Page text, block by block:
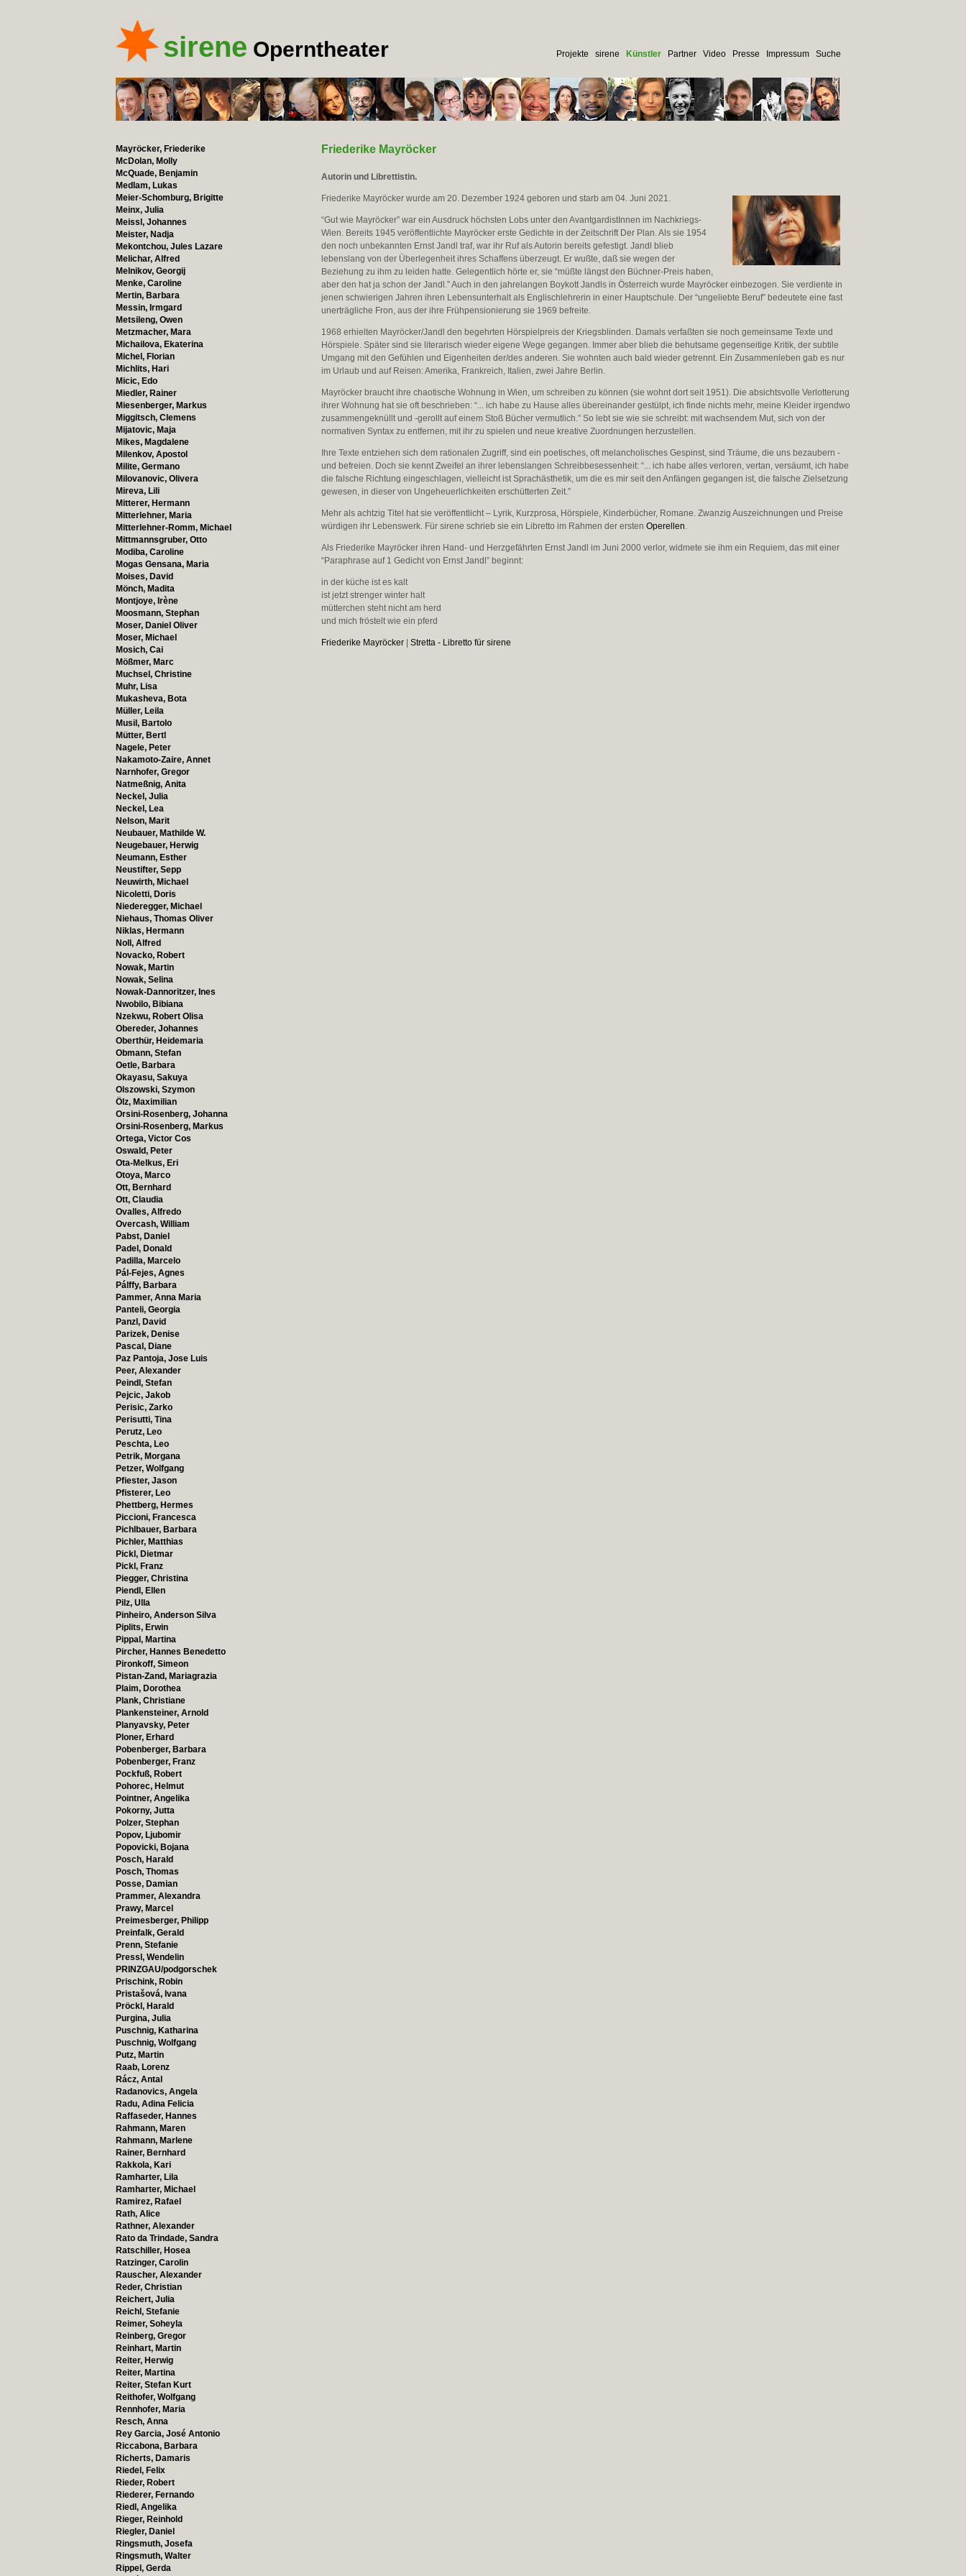
sirene Operntheater Projekte sirene Künstler Partner Video Presse Impressum Suche
Mayröcker, Friederike
McDolan, Molly
McQuade, Benjamin
Medlam, Lukas
Meier-Schomburg, Brigitte
Meinx, Julia
Meissl, Johannes
Meister, Nadja
Mekontchou, Jules Lazare
Melichar, Alfred
Melnikov, Georgij
Menke, Caroline
Mertin, Barbara
Messin, Irmgard
Metsileng, Owen
Metzmacher, Mara
Michailova, Ekaterina
Michel, Florian
Michlits, Hari
Micic, Edo
Miedler, Rainer
Miesenberger, Markus
Miggitsch, Clemens
Mijatovic, Maja
Mikes, Magdalene
Milenkov, Apostol
Milite, Germano
Milovanovic, Olivera
Mireva, Lili
Mitterer, Hermann
Mitterlehner, Maria
Mitterlehner-Romm, Michael
Mittmannsgruber, Otto
Modiba, Caroline
Mogas Gensana, Maria
Moises, David
Mönch, Madita
Montjoye, Irène
Moosmann, Stephan
Moser, Daniel Oliver
Moser, Michael
Mosich, Cai
Mößmer, Marc
Muchsel, Christine
Muhr, Lisa
Mukasheva, Bota
Müller, Leila
Musil, Bartolo
Mütter, Bertl
Nagele, Peter
Nakamoto-Zaire, Annet
Narnhofer, Gregor
Natmeßnig, Anita
Neckel, Julia
Neckel, Lea
Nelson, Marit
Neubauer, Mathilde W.
Neugebauer, Herwig
Neumann, Esther
Neustifter, Sepp
Neuwirth, Michael
Nicoletti, Doris
Niederegger, Michael
Niehaus, Thomas Oliver
Niklas, Hermann
Noll, Alfred
Novacko, Robert
Nowak, Martin
Nowak, Selina
Nowak-Dannoritzer, Ines
Nwobilo, Bibiana
Nzekwu, Robert Olisa
Obereder, Johannes
Oberthür, Heidemaria
Obmann, Stefan
Oetle, Barbara
Okayasu, Sakuya
Olszowski, Szymon
Ölz, Maximilian
Orsini-Rosenberg, Johanna
Orsini-Rosenberg, Markus
Ortega, Victor Cos
Oswald, Peter
Ota-Melkus, Eri
Otoya, Marco
Ott, Bernhard
Ott, Claudia
Ovalles, Alfredo
Overcash, William
Pabst, Daniel
Padel, Donald
Padilla, Marcelo
Pál-Fejes, Agnes
Pálffy, Barbara
Pammer, Anna Maria
Panteli, Georgia
Panzl, David
Parizek, Denise
Pascal, Diane
Paz Pantoja, Jose Luis
Peer, Alexander
Peindl, Stefan
Pejcic, Jakob
Perisic, Zarko
Perisutti, Tina
Perutz, Leo
Peschta, Leo
Petrik, Morgana
Petzer, Wolfgang
Pfiester, Jason
Pfisterer, Leo
Phettberg, Hermes
Piccioni, Francesca
Pichlbauer, Barbara
Pichler, Matthias
Pickl, Dietmar
Pickl, Franz
Piegger, Christina
Piendl, Ellen
Pilz, Ulla
Pinheiro, Anderson Silva
Piplits, Erwin
Pippal, Martina
Pircher, Hannes Benedetto
Pironkoff, Simeon
Pistan-Zand, Mariagrazia
Plaim, Dorothea
Plank, Christiane
Plankensteiner, Arnold
Planyavsky, Peter
Ploner, Erhard
Pobenberger, Barbara
Pobenberger, Franz
Pockfuß, Robert
Pohorec, Helmut
Pointner, Angelika
Pokorny, Jutta
Polzer, Stephan
Popov, Ljubomir
Popovicki, Bojana
Posch, Harald
Posch, Thomas
Posse, Damian
Prammer, Alexandra
Prawy, Marcel
Preimesberger, Philipp
Preinfalk, Gerald
Prenn, Stefanie
Pressl, Wendelin
PRINZGAU/podgorschek
Prischink, Robin
Pristašová, Ivana
Pröckl, Harald
Purgina, Julia
Puschnig, Katharina
Puschnig, Wolfgang
Putz, Martin
Raab, Lorenz
Rácz, Antal
Radanovics, Angela
Radu, Adina Felicia
Raffaseder, Hannes
Rahmann, Maren
Rahmann, Marlene
Rainer, Bernhard
Rakkola, Kari
Ramharter, Lila
Ramharter, Michael
Ramirez, Rafael
Rath, Alice
Rathner, Alexander
Rato da Trindade, Sandra
Ratschiller, Hosea
Ratzinger, Carolin
Rauscher, Alexander
Reder, Christian
Reichert, Julia
Reichl, Stefanie
Reimer, Soheyla
Reinberg, Gregor
Reinhart, Martin
Reiter, Herwig
Reiter, Martina
Reiter, Stefan Kurt
Reithofer, Wolfgang
Rennhofer, Maria
Resch, Anna
Rey Garcia, José Antonio
Riccabona, Barbara
Richerts, Damaris
Riedel, Felix
Rieder, Robert
Riederer, Fernando
Riedl, Angelika
Rieger, Reinhold
Riegler, Daniel
Ringsmuth, Josefa
Ringsmuth, Walter
Rippel, Gerda
Friederike Mayröcker
Autorin und Librettistin.
Friederike Mayröcker wurde am 20. Dezember 1924 geboren und starb am 04. Juni 2021.
“Gut wie Mayröcker” war ein Ausdruck höchsten Lobs unter den AvantgardistInnen im Nachkriegs-
Wien. Bereits 1945 veröffentlichte Mayröcker erste Gedichte in der Zeitschrift Der Plan. Als sie 1954
den noch unbekannten Ernst Jandl traf, war ihr Ruf als Autorin bereits gefestigt. Jandl blieb
lebenslang von der Überlegenheit ihres Schaffens überzeugt. Er wußte, daß sie wegen der
Beziehung zu ihm zu leiden hatte. Gelegentlich hörte er, sie “müßte längst den Büchner-Preis haben,
aber den hat ja schon der Jandl.” Auch in den jahrelangen Boykott Jandls in Österreich wurde Mayröcker einbezogen. Sie verdiente in
jenen schwierigen Jahren ihren Lebensunterhalt als Englischlehrerin in einer Hauptschule. Der “ungeliebte Beruf” bedeutete eine fast
unerträgliche Fron, aus der ihre Frühpensionierung sie 1969 befreite.
1968 erhielten Mayröcker/Jandl den begehrten Hörspielpreis der Kriegsblinden. Damals verfaßten sie noch gemeinsame Texte und
Hörspiele. Später sind sie literarisch wieder eigene Wege gegangen. Immer aber blieb die behutsame gegenseitige Kritik, der subtile
Umgang mit den Gefühlen und Eigenheiten der/des anderen. Sie wohnten auch bald wieder getrennt. Ein Zusammenleben gab es nur
im Urlaub und auf Reisen: Amerika, Frankreich, Italien, zwei Jahre Berlin.
Mayröcker braucht ihre chaotische Wohnung in Wien, um schreiben zu können (sie wohnt dort seit 1951). Die absichtsvolle Verlotterung
ihrer Wohnung hat sie oft beschrieben: “... ich habe zu Hause alles übereinander gestülpt, ich finde nichts mehr, meine Kleider irgendwo
zusammengeknüllt und -gerollt auf einem Stoß Bücher vermutlich.” So lebt sie wie sie schreibt: mit wachsendem Mut, sich von der
normativen Syntax zu entfernen, mit ihr zu spielen und neue kreative Zuordnungen herzustellen.
Ihre Texte entziehen sich dem rationalen Zugriff, sind ein poetisches, oft melancholisches Gespinst, sind Träume, die uns bezaubern -
und befreien. Doch sie kennt Zweifel an ihrer lebenslangen Schreibbesessenheit: “... ich habe alles verloren, vertan, versäumt, ich habe
die falsche Richtung eingeschlagen, vielleicht ist Sprachästhetik, um die es mir seit den Anfängen gegangen ist, die falsche Zielsetzung
gewesen, in dieser von Ungeheuerlichkeiten erschütterten Zeit.”
Mehr als achtzig Titel hat sie veröffentlicht – Lyrik, Kurzprosa, Hörspiele, Kinderbücher, Romane. Zwanzig Auszeichnungen und Preise
würdigen ihr Lebenswerk. Für sirene schrieb sie ein Libretto im Rahmen der ersten Operellen.
Als Friederike Mayröcker ihren Hand- und Herzgefährten Ernst Jandl im Juni 2000 verlor, widmete sie ihm ein Requiem, das mit einer
“Paraphrase auf 1 Gedicht von Ernst Jandl” beginnt:
in der küche ist es kalt
ist jetzt strenger winter halt
mütterchen steht nicht am herd
und mich fröstelt wie ein pferd
Friederike Mayröcker| Stretta - Libretto für sirene